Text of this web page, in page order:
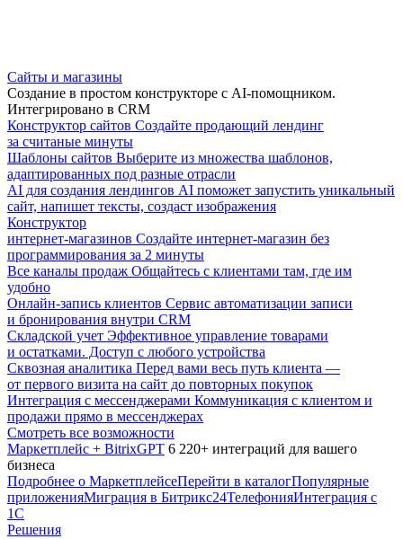
Сайты и магазины
Создание в простом конструкторе с AI-помощником.
Интегрировано в CRM
Конструктор сайтов Создайте продающий лендинг
за считаные минуты
Шаблоны сайтов Выберите из множества шаблонов,
адаптированных под разные отрасли
AI для создания лендингов AI поможет запустить уникальный
сайт, напишет тексты, создаст изображения
Конструктор
интернет-магазинов Создайте интернет-магазин без
программирования за 2 минуты
Все каналы продаж Общайтесь с клиентами там, где им
удобно
Онлайн-запись клиентов Сервис автоматизации записи
и бронирования внутри CRM
Складской учет Эффективное управление товарами
и остатками. Доступ с любого устройства
Сквозная аналитика Перед вами весь путь клиента —
от первого визита на сайт до повторных покупок
Интеграция с мессенджерами Коммуникация с клиентом и
продажи прямо в мессенджерах
Смотреть все возможности
Маркетплейс + BitrixGPT 6 220+ интеграций для вашего
бизнеса
Подробнее о МаркетплейсеПерейти в каталогПопулярные
приложенияМиграция в Битрикс24ТелефонияИнтеграция с
1С
Решения